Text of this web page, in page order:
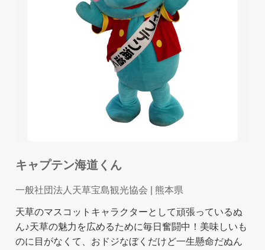
キャプテン海道くん
一般社団法人天草宝島観光協会 | 熊本県
天草のマスコットキャラクターとして頑張っているぬ
ん♪天草の魅力を広めるために毎日奮闘中！美味しいも
のに目がなくて、おドジなぼくだけど一生懸命だぬん